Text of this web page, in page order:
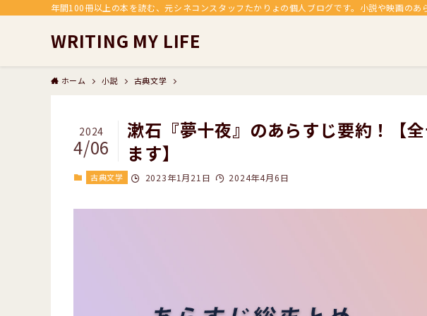
年間100冊以上の本を読む、元シネコンスタッフたかりょの個人ブログです。小説や映画の
WRITING MY LIFE
ホーム 小説 古典文学
漱石『夢十夜』のあらすじ要約！【
ます】
2024
4/06
古典文学 2023年1月21日 2024年4月6日